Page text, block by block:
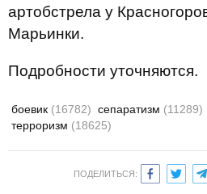
артобстрела у
Марьинки.
Подробности уточняются.
боевик (16782) сепаратизм (11289)
терроризм (18625)
ПОДЕЛИТЬСЯ: